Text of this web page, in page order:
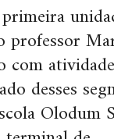
professor
com
desses
Olodum